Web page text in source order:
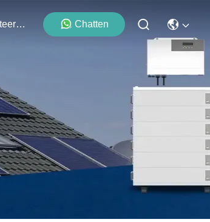
Contacteer Ons Chatten